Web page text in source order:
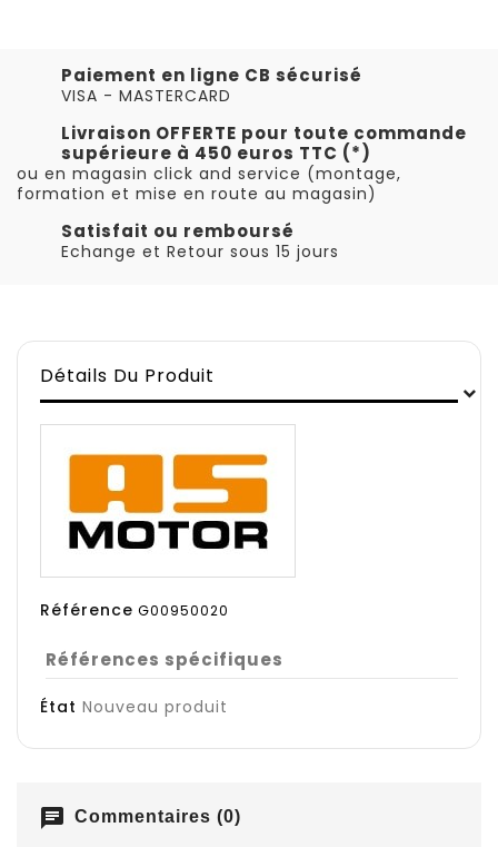
Paiement en ligne CB sécurisé
VISA - MASTERCARD
Livraison OFFERTE pour toute commande
supérieure à 450 euros TTC (*)
ou en magasin click and service (montage,
formation et mise en route au magasin)
Satisfait ou remboursé
Echange et Retour sous 15 jours
Détails Du Produit
Référence G00950020
Références spécifiques
État Nouveau produit
chat Commentaires (0)